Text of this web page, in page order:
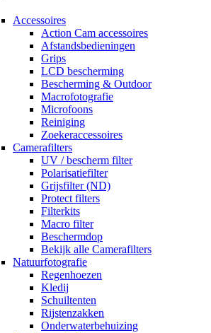
Accessoires
Action Cam accessoires
Afstandsbedieningen
Grips
LCD bescherming
Bescherming & Outdoor
Macrofotografie
Microfoons
Reiniging
Zoekeraccessoires
Camerafilters
UV / bescherm filter
Polarisatiefilter
Grijsfilter (ND)
Protect filters
Filterkits
Macro filter
Beschermdop
Bekijk alle Camerafilters
Natuurfotografie
Regenhoezen
Kledij
Schuiltenten
Rijstenzakken
Onderwaterbehuizing